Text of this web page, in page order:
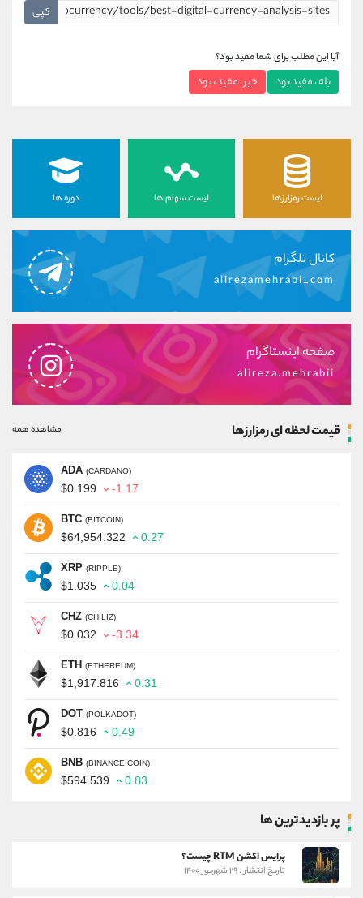
کپی
آیا این مطلب برای شما مفید بود؟
بله ، مفید بود خیر ، مفید نبود
لیست رمزارزها لیست سهام ها دوره ها
کانال تلگرام
alirezamehrabi_com
صفحه اینستاگرام
alireza.mehrabii
قیمت لحظه ای رمزارزها مشاهده همه
ADA (CARDANO)
$0.199 -1.17
BTC (BITCOIN)
$64,954.322 0.27
XRP (RIPPLE)
$1.035 0.04
CHZ (CHILIZ)
$0.032 -3.34
ETH (ETHEREUM)
$1,917.816 0.31
DOT (POLKADOT)
$0.816 0.49
BNB (BINANCE COIN)
$594.539 0.83
پر بازدیدترین ها
پرایس اکشن RTM چیست؟
تاریخ انتشار : ۲۹ شهریور ۱۴۰۰